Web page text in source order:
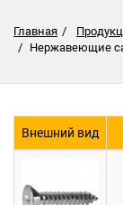
Главная
Нержавеющие
Внешний вид